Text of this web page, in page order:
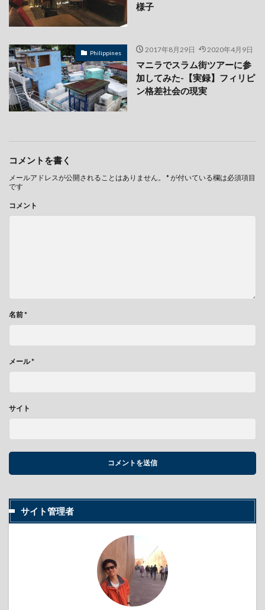
様子
Philippines 2017年8月29日 2020年4月9日
マニラでスラム街ツアーに参
加してみた-【実録】フィリピ
ン格差社会の現実
コメントを書く
メールアドレスが公開されることはありません。 *が付いている欄は必須項目
です
コメント
名前*
メール*
サイト
サイト管理者